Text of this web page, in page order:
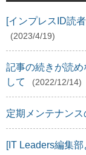
[インプレスID読
(2023/4/19)
記事の続きが読
して
(2022/12/14)
定期メンテナン
[IT Leaders編集